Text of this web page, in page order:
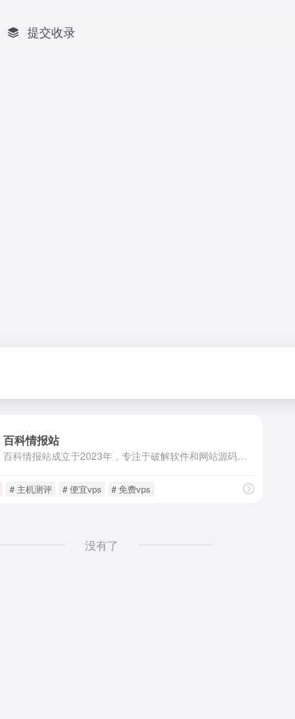
提交收录
百科情报站
百科情报站成立于2023年，专注于破解软件和网站源码，建站教程，免费服务器VPS测评和服务器推荐商家优惠活动发布的网站，是目前国内的一家优质主机评测和源码软件发布网站。
# 主机测评 # 便宜vps # 免费vps
没有了